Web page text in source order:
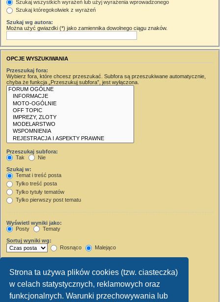
Strona ta używa plików cookies (tzw. ciasteczka)
w celach statystycznych, reklamowych oraz
funkcjonalnych. Warunki przechowywania lub
Szukaj wszystkich wyrażeń lub użyj wyrażenia wprowadzonego
Szukaj któregokolwiek z wyrażeń
Szukaj wg autora:
Można użyć gwiazdki (*) jako zamiennika dowolnego ciągu znaków.
OPCJE WYSZUKIWANIA
Przeszukaj fora:
Wybierz fora, które chcesz przeszukać. Subfora są przeszukiwane automatycznie,
chyba że funkcja „Przeszukuj subfora”, jest wyłączona.
Przeszukaj subfora:
Tak
Nie
Szukaj w:
Temat i treść posta
Tylko treść posta
Tylko tytuły tematów
Tylko pierwszy post tematu
Wyświetl wyniki jako:
Posty
Tematy
Sortuj wyniki wg:
Rosnąco
Malejąco
Wyświetl pierwsze:
Ustaw 0, aby wyświetlić cały post.
znaków w poście